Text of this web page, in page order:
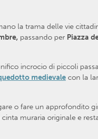
la trama delle vie
passando per Piazza
incrocio di piccoli
medievale con la
o fare un approfondito
muraria originale e